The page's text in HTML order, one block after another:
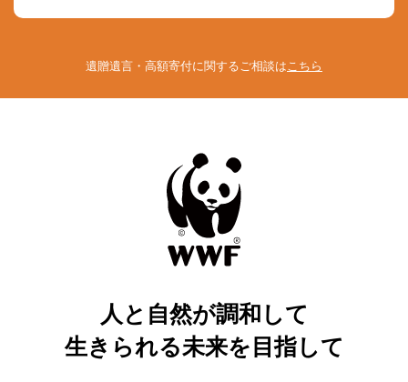
遺贈遺言・高額寄付に関するご相談は こちら
人と自然が調和して
生きられる未来を目指して